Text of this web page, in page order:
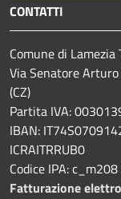
CONTATTI
Comune di Lamezia
Via Senatore
(CZ)
Partita IVA:
IBAN:
ICRAITRRUB0
Codice IPA: c_m208
Fatturazione